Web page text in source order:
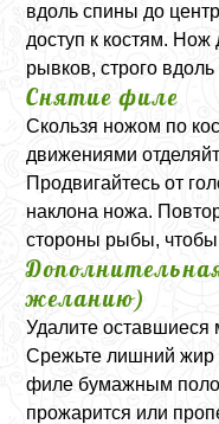
вдоль спины до
доступ к костям.
рывков, строго вдоль
Снятие филе
Скользя ножом по
движениями
Продвигайтесь от
наклона ножа.
стороны рыбы,
желанию)
Удалите оставшиеся
Срежьте лишний жир
филе бумажным
прожарится или